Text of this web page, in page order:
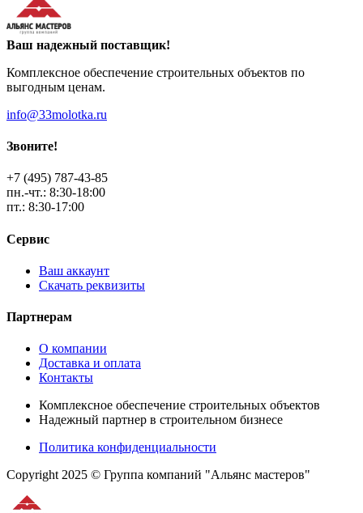
Ваш надежный поставщик!
Комплексное обеспечение строительных объектов по
выгодным ценам.
info@33molotka.ru
Звоните!
+7 (495) 787-43-85
пн.-чт.: 8:30-18:00
пт.: 8:30-17:00
Сервис
Ваш аккаунт
Скачать реквизиты
Партнерам
О компании
Доставка и оплата
Контакты
Комплексное обеспечение строительных объектов
Надежный партнер в строительном бизнесе
Политика конфиденциальности
Copyright 2025 © Группа компаний "Альянс мастеров"